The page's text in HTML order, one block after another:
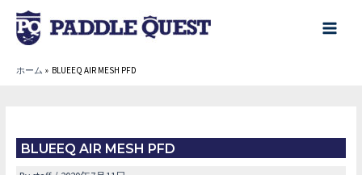
main
ホーム BLUEEQ AIR MESH PFD
BLUEEQ AIR MESH PFD